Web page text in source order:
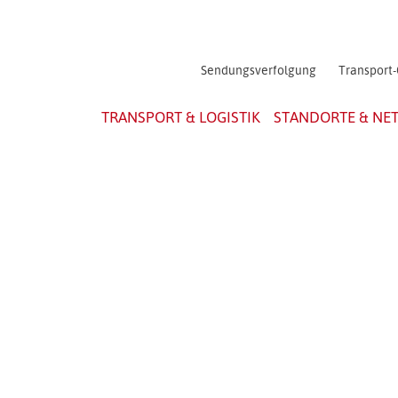
Sendungsverfolgung
TRANSPORT & LOGISTIK STANDORTE &